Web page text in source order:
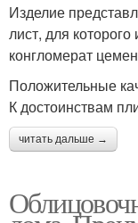
Изделие
лист, для
конгломерат
Положительные
К достоинствам
читать дальше →